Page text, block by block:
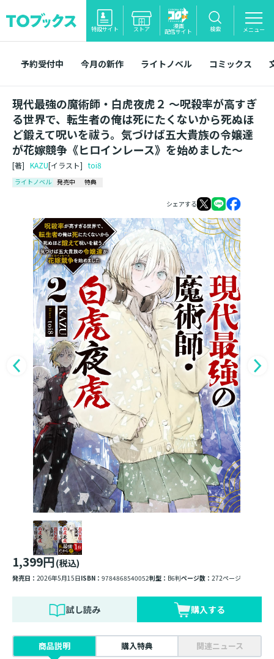
特設サイト ストア 漫画
配信サイト 検索 メニュー
予約受付中 今月の新作 ライトノベル コミックス
現代最強の魔術師・白虎夜虎２ ～呪殺率が高すぎ
る世界で、転生者の俺は死にたくないから死ぬほ
ど鍛えて呪いを祓う。気づけば五大貴族の令嬢達
が花嫁競争《ヒロインレース》を始めました～
[著] KAZU[イラスト]toi8
ライトノベル 発売中 特典
シェアする
1,399円(税込)
発売日： 2026年5月15日ISBN： 9784868540052判型： B6判ページ数： 272ページ
試し読み 購入する
商品説明 購入特典 関連ニュース